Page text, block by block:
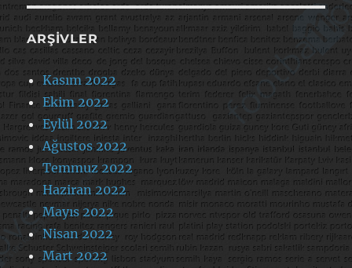
ARŞIVLER
Kasım 2022
Ekim 2022
Eylül 2022
Ağustos 2022
Temmuz 2022
Haziran 2022
Mayıs 2022
Nisan 2022
Mart 2022